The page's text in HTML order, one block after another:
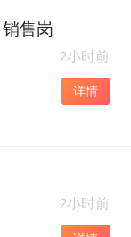
售岗
2小时前
详情
2小时前